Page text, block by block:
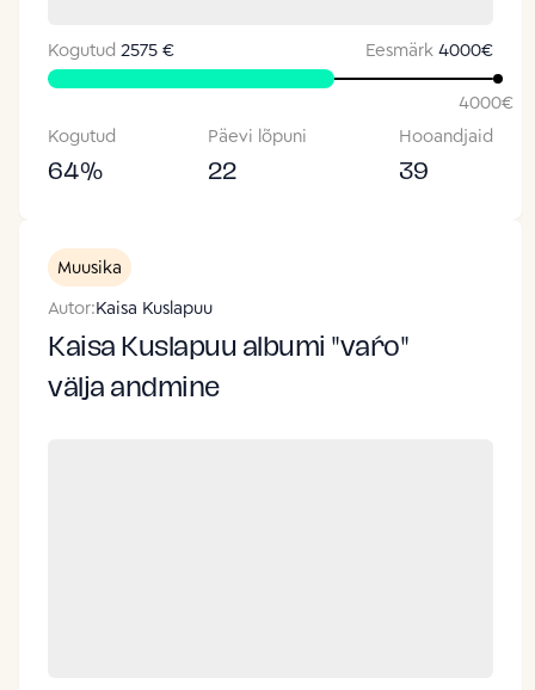
Kogutud 2575 € Eesmärk 4000€
4000€
Kogutud
64%
Päevi lõpuni
22
Hooandjaid
39
Muusika
Autor:Kaisa Kuslapuu
Kaisa Kuslapuu albumi "vaŕo"
välja andmine